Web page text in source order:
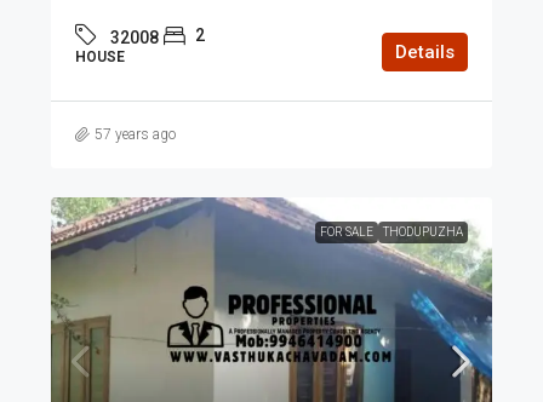
32008 2
HOUSE Details
57 years ago
FOR SALE THODUPUZHA